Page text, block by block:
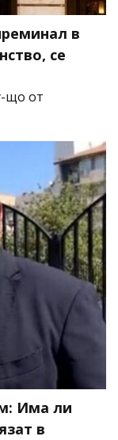
в
се
що от
Има ли
в